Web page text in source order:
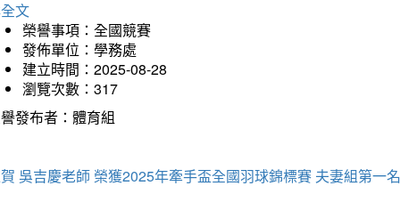
文
榮譽事項：全國競賽
發佈單位：學務處
建立時間：2025-08-28
瀏覽次數：317
發布者：體育組
吳吉慶老師 榮獲2025年牽手盃全國羽球錦標賽 夫妻組第一名